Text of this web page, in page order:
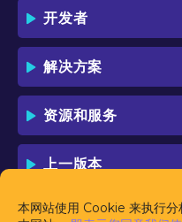
开发者
解决方案
资源和服务
上一版本
本网站使用 Cookie 来执行